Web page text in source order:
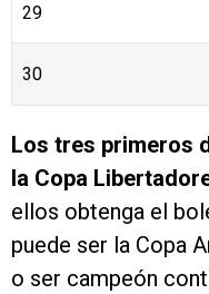
29
30
Los tres primeros
la Copa
ellos obtenga el
puede ser la Copa
o ser campeón